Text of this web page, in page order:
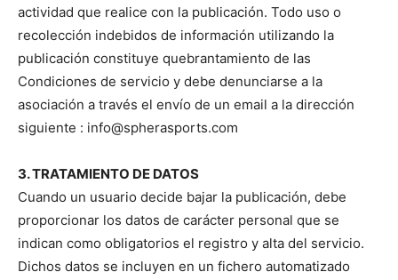
actividad que realice con la publicación. Todo uso o
recolección indebidos de información utilizando la
publicación constituye quebrantamiento de las
Condiciones de servicio y debe denunciarse a la
asociación a través el envío de un email a la dirección
siguiente : info@spherasports.com
3. TRATAMIENTO DE DATOS
Cuando un usuario decide bajar la publicación, debe
proporcionar los datos de carácter personal que se
indican como obligatorios el registro y alta del servicio.
Dichos datos se incluyen en un fichero automatizado